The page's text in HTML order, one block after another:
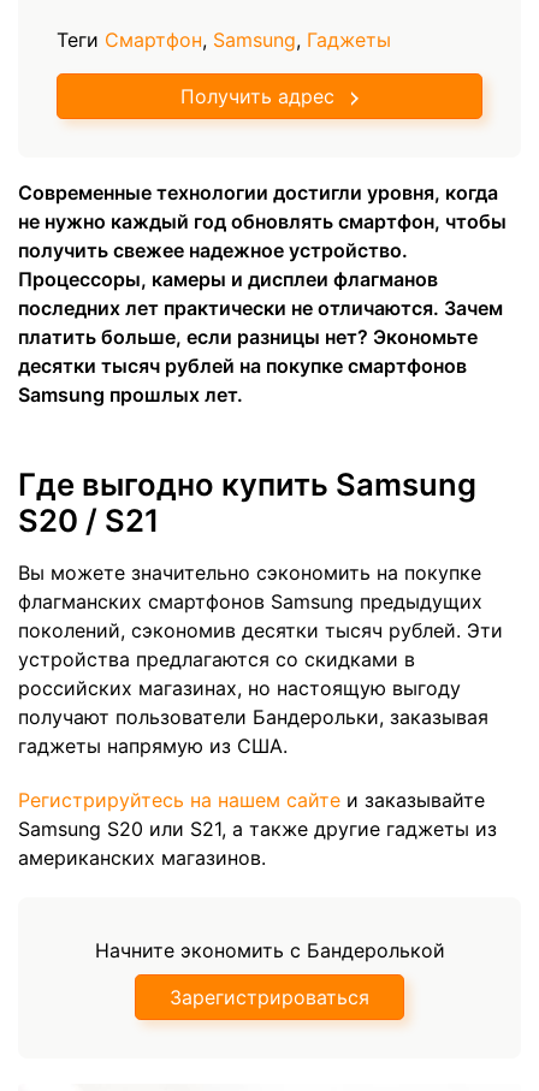
Теги Смартфон, Samsung, Гаджеты
Получить адрес
Современные технологии достигли уровня, когда
не нужно каждый год обновлять смартфон, чтобы
получить свежее надежное устройство.
Процессоры, камеры и дисплеи флагманов
последних лет практически не отличаются. Зачем
платить больше, если разницы нет? Экономьте
десятки тысяч рублей на покупке смартфонов
Samsung прошлых лет.
Где выгодно купить Samsung
S20 / S21
Вы можете значительно сэкономить на покупке
флагманских смартфонов Samsung предыдущих
поколений, сэкономив десятки тысяч рублей. Эти
устройства предлагаются со скидками в
российских магазинах, но настоящую выгоду
получают пользователи Бандерольки, заказывая
гаджеты напрямую из США.
Регистрируйтесь на нашем сайте и заказывайте
Samsung S20 или S21, а также другие гаджеты из
американских магазинов.
Начните экономить с Бандеролькой
Зарегистрироваться